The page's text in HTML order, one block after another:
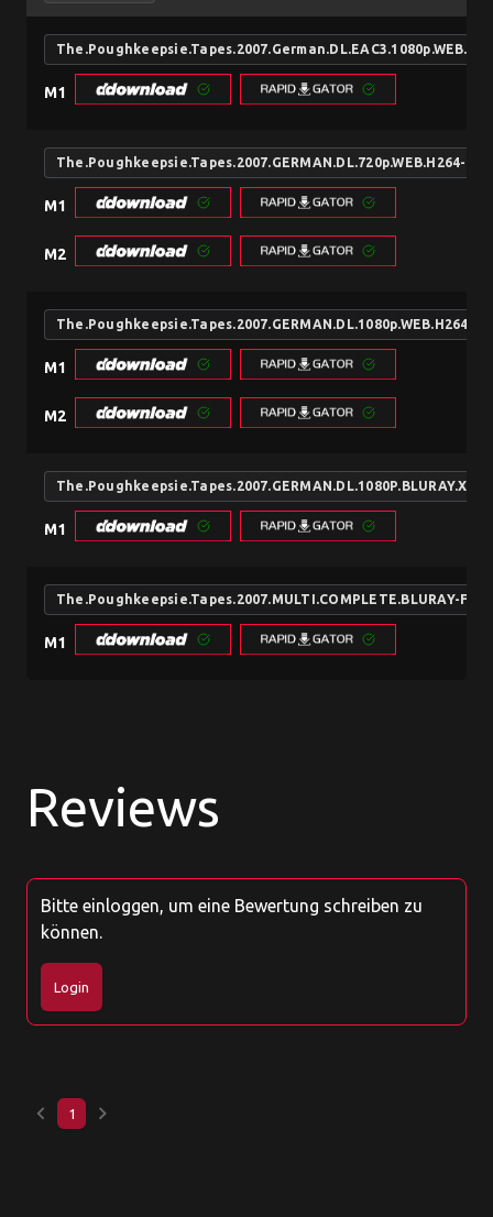
M1
The.Poughkeepsie.Tapes.2007.GERMAN.DL.720p.WEB.H264-
M1
M2
The.Poughkeepsie.Tapes.2007.GERMAN.DL.1080p.WEB.H264-
M1
M2
M1
The.Poughkeepsie.Tapes.2007.MULTI.COMPLETE.BLURAY-
M1
Reviews
Bitte einloggen, um eine Bewertung schreiben zu
können.
Login
keyboard_arrow_left 1 keyboard_arrow_right